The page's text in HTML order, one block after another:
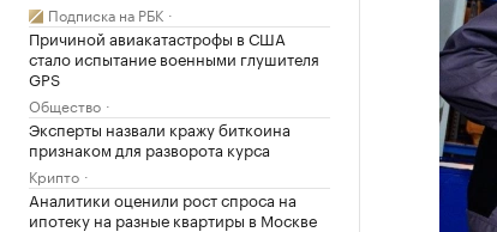
Подписка на РБК
Причиной авиакатастрофы в США
стало испытание военными глушителя
GPS
Общество
Эксперты назвали кражу биткоина
признаком для разворота курса
Крипто
Аналитики оценили рост спроса на
ипотеку на разные квартиры в Москве